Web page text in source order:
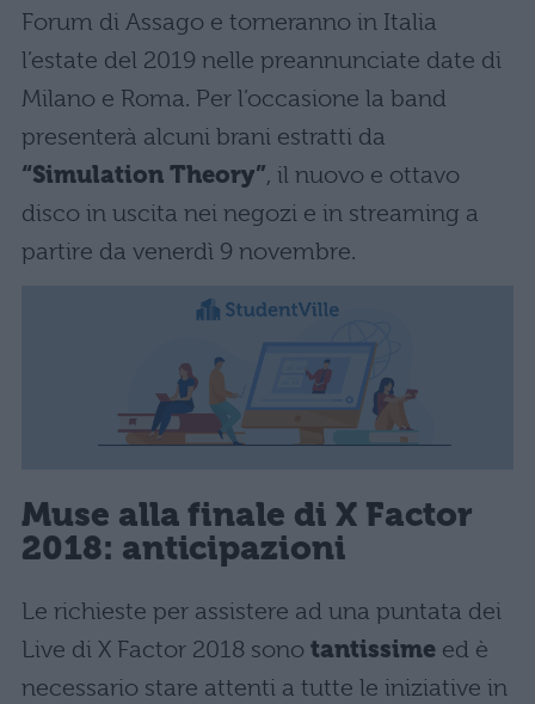
Forum di Assago e torneranno in Italia
l’estate del 2019 nelle preannunciate date di
Milano e Roma. Per l’occasione la band
presenterà alcuni brani estratti da
“Simulation Theory”, il nuovo e ottavo
disco in uscita nei negozi e in streaming a
partire da venerdì 9 novembre.
Muse alla finale di X Factor
2018: anticipazioni
Le richieste per assistere ad una puntata dei
Live di X Factor 2018 sono tantissime ed è
necessario stare attenti a tutte le iniziative in